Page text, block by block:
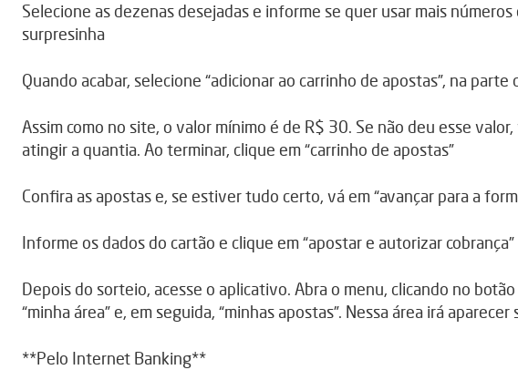
Selecione as dezenas desejadas e informe se quer usar mais
surpresinha
Quando acabar, selecione “adicionar ao carrinho de apostas”, na parte
Assim como no site, o valor mínimo é de R$ 30. Se não deu esse
atingir a quantia. Ao terminar, clique em “carrinho de apostas”
Confira as apostas e, se estiver tudo certo, vá em “avançar para a
Informe os dados do cartão e clique em “apostar e autorizar cobrança”
Depois do sorteio, acesse o aplicativo. Abra o menu, clicando no
“minha área” e, em seguida, “minhas apostas”. Nessa área irá
**Pelo Internet Banking**